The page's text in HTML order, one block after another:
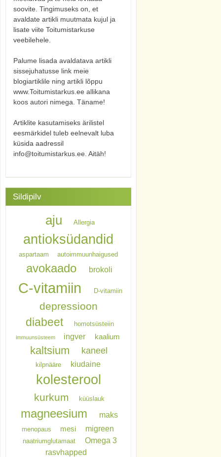
soovite. Tingimuseks on, et
avaldate artikli muutmata kujul ja
lisate viite Toitumistarkuse
veebilehele.
Palume lisada avaldatava artikli
sissejuhatusse link meie
blogiartiklile ning artikli lõppu
www.Toitumistarkus.ee allikana
koos autori nimega. Täname!
Artiklite kasutamiseks ärilistel
eesmärkidel tuleb eelnevalt luba
küsida aadressil
info@toitumistarkus.ee. Aitäh!
Sildipilv
aju Allergia
antioksüdandid
aspartaam autoimmuunhaigused
avokaado brokoli
C-vitamiin D-vitamiin
depressioon
diabeet homotsüsteiin
immuunsüsteem ingver kaalium
kaltsium kaneel
kilpnääre kiudaine
kolesterool
kurkum küüslauk
magneesium maks
menopaus mesi migreen
naatriumglutamaat
Omega 3
rasvhapped